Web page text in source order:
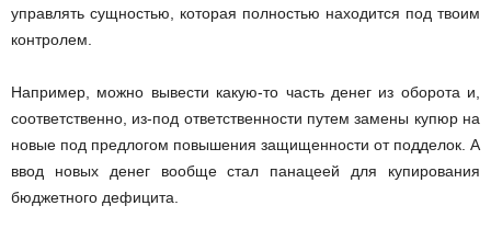
управлять сущностью, которая полностью находится под твоим
контролем.
Например, можно вывести какую-то часть денег из оборота и,
соответственно, из-под ответственности путем замены купюр на
новые под предлогом повышения защищенности от подделок. А
ввод новых денег вообще стал панацеей для купирования
бюджетного дефицита.